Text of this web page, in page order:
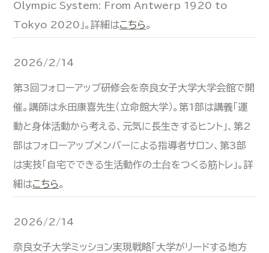
Olympic System: From Antwerp 1920 to
Tokyo 2020」。詳細はこちら。
2026/2/14
第3回フォローアップ研修会を奈良女子大学大学会館で開
催。講師は永田康喜先生（立命館大学）。第1部は講義「運
動と身体活動から考える、元気に長生きするヒント」、第2
部はフォローアップメンバーによる指導者サロン、第3部
は実技「自宅でできる生活動作の土台をつくる筋トレ」。詳
細はこちら。
2026/2/14
奈良女子大学ミッション実現戦略「大学がリードする地方